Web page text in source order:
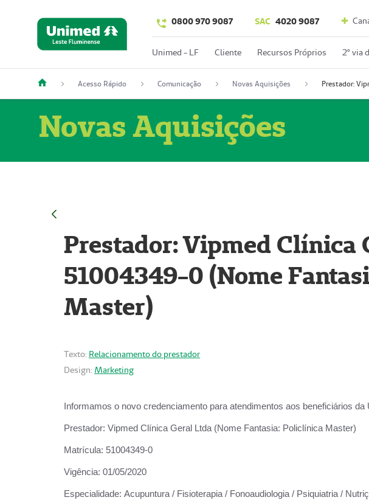
0800 970 9087 SAC 4020 9087
Unimed - LF Cliente Recursos Próprios 2º via
Acesso Rápido Comunicação Novas Aquisições
Novas Aquisições
Prestador: Vipmed Clínica
51004349-0 (Nome
Master)
Texto: Relacionamento do prestador
Design: Marketing
Informamos o novo credenciamento para atendimentos aos beneficiários da
Prestador: Vipmed Clínica Geral Ltda (Nome Fantasia: Policlínica Master)
Matrícula: 51004349-0
Vigência: 01/05/2020
Especialidade: Acupuntura / Fisioterapia / Fonoaudiologia / Psiquiatria /